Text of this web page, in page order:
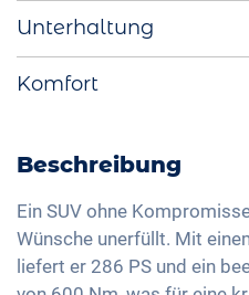
Start-Stop Funktion
Aussenspiegel
Multifunktionslenkrad
LED-Rückleuchten
Licht- und Regensensor
Aussenspiegel
Aussenspiegel
Spurhalteassistent
Kurvenlicht
Head-Up Display
Fernlichtassistent
Unterhaltung
Freisprechanlage
Soundsystem
Sprachsteuerung
USB-Schnittstelle
Komfort
Aktive Einparkhilfe
Keyless Entry & Go
Sitzheizung (v/h)
Beschreibung
Ein SUV ohne
Wünsche unerfüllt. Mit
liefert er 286 PS und ein